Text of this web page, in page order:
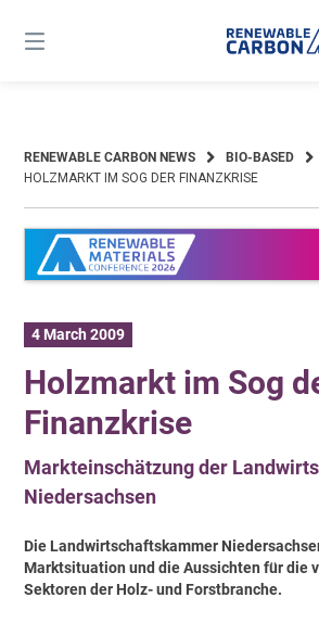
content
RENEWABLE CARBON NEWS
BIO-BASED
HOLZMARKT IM SOG DER FINANZKRISE
4 March 2009
Holzmarkt im Sog
Finanzkrise
Markteinschätzung der
Niedersachsen
Die Landwirtschaftskammer
Marktsituation und die Aussichten für die
Sektoren der Holz- und Forstbranche.